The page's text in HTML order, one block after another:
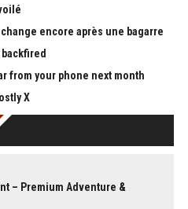
encore après une bagarre
from your phone next month
X
– Premium Adventure &